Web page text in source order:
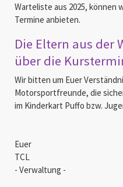
Warteliste aus 2025, können
Termine anbieten.
Die Eltern aus der
über die
Wir bitten um Euer
Motorsportfreunde, die
im Kinderkart Puffo bzw.
Euer
TCL
- Verwaltung -